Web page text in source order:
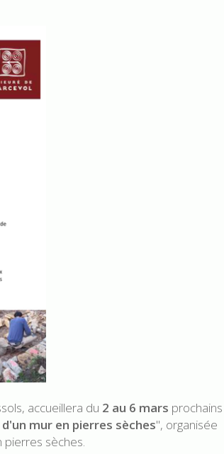
accueillera du 2 au 6 mars prochains
mur en pierres sèches", organisée
pierres sèches.